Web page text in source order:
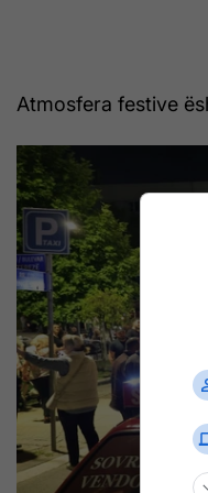
Atmosfera festive